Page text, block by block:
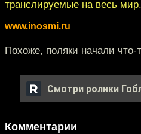
транслируемые на весь мир.
www.inosmi.ru
Похоже, поляки начали что-
Смотри ролики
Комментарии